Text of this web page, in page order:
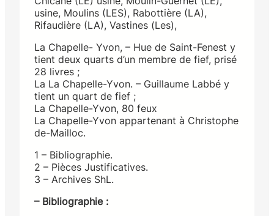
usine, Moulins (LES), Rabottière (LA),
Rifaudière (LA), Vastines (Les),
La Chapelle- Yvon, – Hue de Saint-Fenest y
tient deux quarts d’un membre de fief, prisé
28 livres ;
La La Chapelle-Yvon. – Guillaume Labbé y
tient un quart de fief ;
La Chapelle-Yvon, 80 feux
La Chapelle-Yvon appartenant à Christophe
de-Mailloc.
1 – Bibliographie.
2 – Pièces Justificatives.
3 – Archives ShL.
– Bibliographie :